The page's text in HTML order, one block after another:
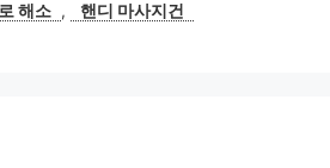
해소 , 핸디 마사지건